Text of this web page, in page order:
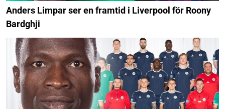
Anders Limpar ser en framtid i Liverpool för Roony
Bardghji